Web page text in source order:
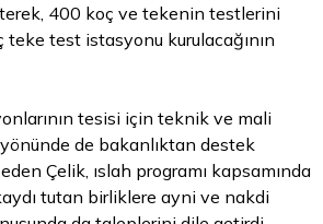
400 koç ve tekenin testlerini
test istasyonu kurulacağının
tesisi için teknik ve mali
de bakanlıktan destek
Çelik, ıslah programı kapsamında
tutan birliklere ayni ve nakdi